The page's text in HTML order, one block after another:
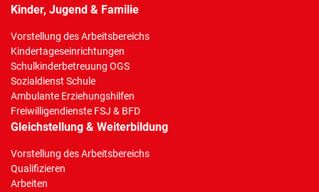
Kinder, Jugend & Familie
Vorstellung des Arbeitsbereichs
Kindertageseinrichtungen
Schulkinderbetreuung OGS
Sozialdienst Schule
Ambulante Erziehungshilfen
Freiwilligendienste FSJ & BFD
Gleichstellung & Weiterbildung
Vorstellung des Arbeitsbereichs
Qualifizieren
Arbeiten